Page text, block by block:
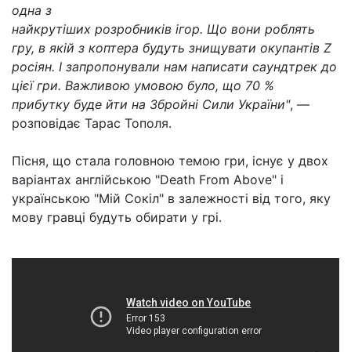
одна з
найкрутіших розробників ігор. Що вони роблять
гру, в якій з коптера будуть знищувати окупантів Z
росіян. І запропонували нам написати саундтрек до
цієї гри. Важливою умовою було, що 70 %
прибутку буде йти на Збройні Сили України", —
розповідає Тарас Тополя.
Пісня, що стала головною темою гри, існує у двох
варіантах англійською "Death From Above" і
українською "Мій Сокіл" в залежності від того, яку
мову гравці будуть обирати у грі.